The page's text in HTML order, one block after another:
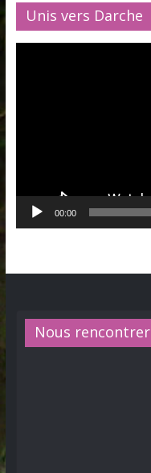
Unis vers Darche
00:00
Nous rencontrer